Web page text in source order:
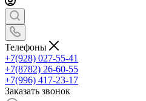
Телефоны
+7(928) 027-55-41
+7(8782) 26-60-55
+7(996) 417-23-17
Заказать звонок